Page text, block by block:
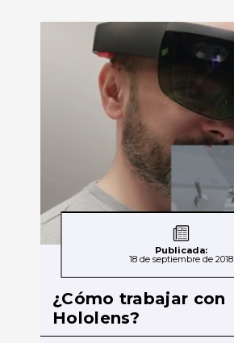
Publicada:
18 de septiembre de 2018
¿Cómo trabajar con
Hololens?